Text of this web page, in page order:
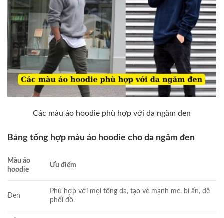
Các màu áo hoodie phù hợp với da ngăm đen
Bảng tổng hợp màu áo hoodie cho da ngăm đen
Màu áo
hoodie
Ưu điểm
Đen
Phù hợp với mọi tông da, tạo vẻ mạnh mẽ, bí ẩn, dễ
phối đồ.